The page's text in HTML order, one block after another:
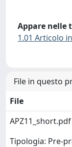
Appare nelle
1.01 Articolo
File in questo
File
APZ11_short.pdf
Tipologia: Pre-